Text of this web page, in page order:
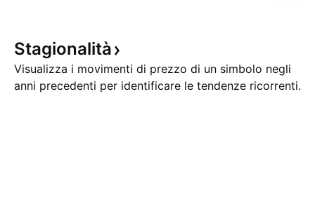
Stagionalità
Visualizza i movimenti di prezzo di un simbolo negli
anni precedenti per identificare le tendenze ricorrenti.